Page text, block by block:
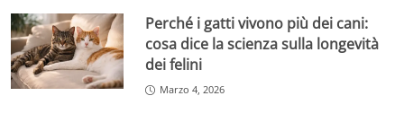
Perché i gatti vivono più dei cani:
cosa dice la scienza sulla longevità
dei felini
Marzo 4, 2026